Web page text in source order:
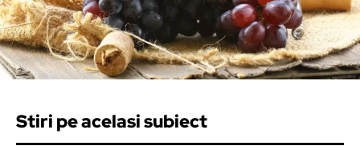
Stiri pe acelasi subiect